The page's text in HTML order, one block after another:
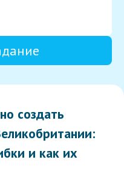
создать
и как их